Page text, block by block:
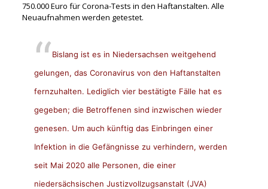
750.000 Euro für Corona-Tests in den Haftanstalten. Alle
Neuaufnahmen werden getestet.
Bislang ist es in Niedersachsen weitgehend
gelungen, das Coronavirus von den Haftanstalten
fernzuhalten. Lediglich vier bestätigte Fälle hat es
gegeben; die Betroffenen sind inzwischen wieder
genesen. Um auch künftig das Einbringen einer
Infektion in die Gefängnisse zu verhindern, werden
seit Mai 2020 alle Personen, die einer
niedersächsischen Justizvollzugsanstalt (JVA)